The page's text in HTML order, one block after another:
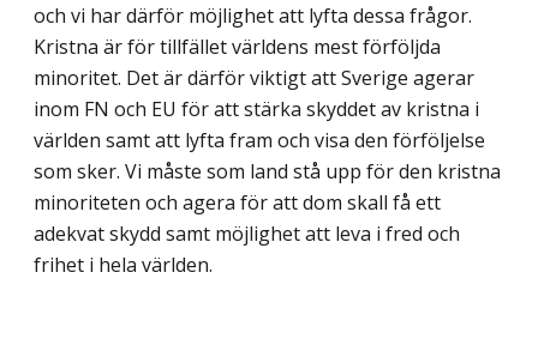
och vi har därför möjlighet att lyfta dessa frågor.
Kristna är för tillfället världens mest förföljda
minoritet. Det är därför viktigt att Sverige agerar
inom FN och EU för att stärka skyddet av kristna i
världen samt att lyfta fram och visa den förföljelse
som sker. Vi måste som land stå upp för den kristna
minoriteten och agera för att dom skall få ett
adekvat skydd samt möjlighet att leva i fred och
frihet i hela världen.